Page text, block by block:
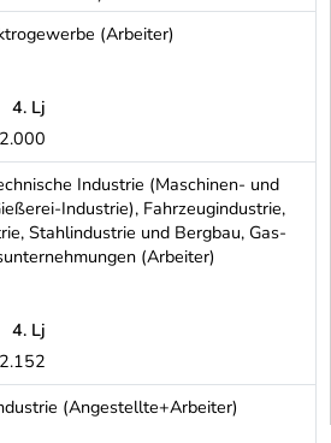
(Arbeiter)
(Arbeiter)
4. Lj
2.000
Industrie (Maschinen- und
Industrie), Fahrzeugindustrie,
Stahlindustrie und Bergbau, Gas-
(Arbeiter)
Industrie (Maschinen- und
4. Lj
2.152
(Angestellte+Arbeiter)